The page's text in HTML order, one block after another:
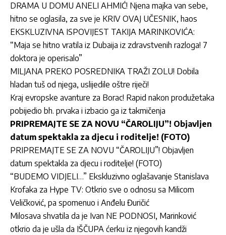
DRAMA U DOMU ANELI AHMIĆ! Njena majka van sebe,
hitno se oglasila, za sve je KRIV OVAJ UČESNIK, haos
EKSKLUZIVNA ISPOVIJEST TAKIJA MARINKOVIĆA:
“Maja se hitno vratila iz Dubaija iz zdravstvenih razloga! 7
doktora je operisalo”
MILJANA PREKO POSREDNIKA TRAŽI ZOLU! Dobila
hladan tuš od njega, uslijedile oštre riječi!
Kraj evropske avanture za Borac! Rapid nakon produžetaka
pobijedio bh. prvaka i izbacio ga iz takmičenja
PRIPREMAJTE SE ZA NOVU “ČAROLIJU”! Objavljen
datum spektakla za djecu i roditelje! (FOTO)
PRIPREMAJTE SE ZA NOVU “ČAROLIJU”! Objavljen
datum spektakla za djecu i roditelje! (FOTO)
“BUDEMO VIDJELI…” Ekskluzivno oglašavanje Stanislava
Krofaka za Hype TV: Otkrio sve o odnosu sa Milicom
Veličković, pa spomenuo i Anđelu Đuričić
Milosava shvatila da je Ivan NE PODNOSI, Marinković
otkrio da je ušla da IŠČUPA ćerku iz njegovih kandži